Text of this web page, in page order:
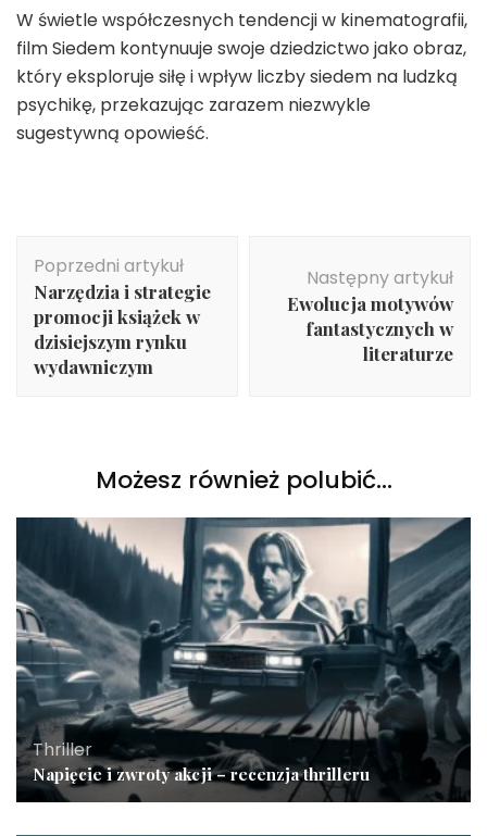
W świetle współczesnych tendencji w kinematografii,
film Siedem kontynuuje swoje dziedzictwo jako obraz,
który eksploruje siłę i wpływ liczby siedem na ludzką
psychikę, przekazując zarazem niezwykle
sugestywną opowieść.
wpisu
Poprzedni artykuł
Narzędzia i strategie
promocji książek w
dzisiejszym rynku
wydawniczym
Następny artykuł
Ewolucja motywów
fantastycznych w
literaturze
Możesz również polubić…
Thriller
Napięcie i zwroty akcji – recenzja thrilleru